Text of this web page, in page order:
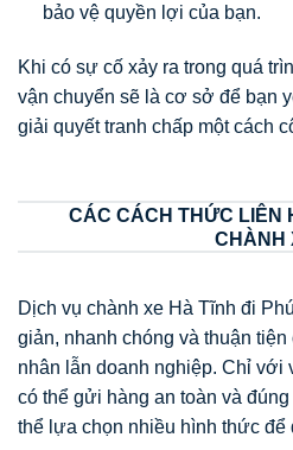
bảo vệ quyền lợi của bạn.
Khi có sự cố xảy ra trong quá
vận chuyển sẽ là cơ sở để bạn
giải quyết tranh chấp một cách
CÁC CÁCH THỨC LIÊN
CHÀNH
Dịch vụ chành xe Hà Tĩnh đi
giản, nhanh chóng và thuận
nhân lẫn doanh nghiệp. Chỉ với
có thể gửi hàng an toàn và
thể lựa chọn nhiều hình thức để